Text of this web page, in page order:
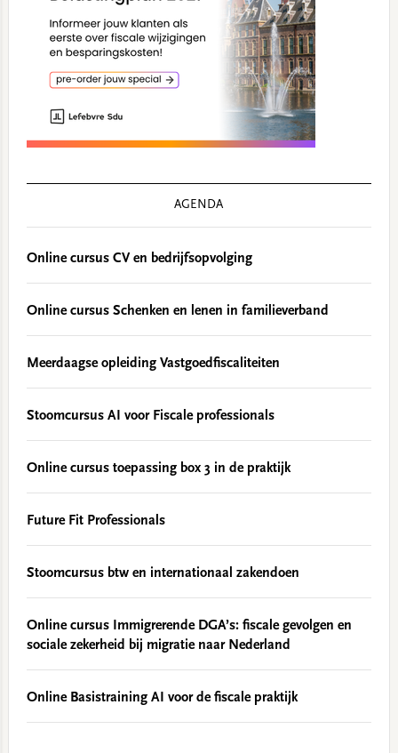
AGENDA
Online cursus CV en bedrijfsopvolging
Online cursus Schenken en lenen in familieverband
Meerdaagse opleiding Vastgoedfiscaliteiten
Stoomcursus AI voor Fiscale professionals
Online cursus toepassing box 3 in de praktijk
Future Fit Professionals
Stoomcursus btw en internationaal zakendoen
Online cursus Immigrerende DGA’s: fiscale gevolgen en
sociale zekerheid bij migratie naar Nederland
Online Basistraining AI voor de fiscale praktijk